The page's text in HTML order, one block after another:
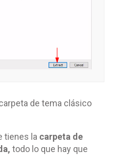
de tema clásico
tienes la carpeta de
todo lo que hay que